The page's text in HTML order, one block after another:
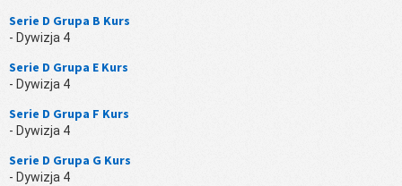
Serie D Grupa B Kurs
- Dywizja 4
Serie D Grupa E Kurs
- Dywizja 4
Serie D Grupa F Kurs
- Dywizja 4
Serie D Grupa G Kurs
- Dywizja 4